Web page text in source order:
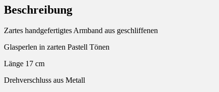
Beschreibung
Zartes handgefertigtes Armband aus geschliffenen
Glasperlen in zarten Pastell Tönen
Länge 17 cm
Drehverschluss aus Metall